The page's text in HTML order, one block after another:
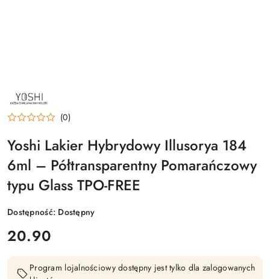
NAZWA
PRODUCENTA:
YOSHI
(0)
Yoshi Lakier Hybrydowy Illusorya 184
6ml – Półtransparentny Pomarańczowy
typu Glass TPO-FREE
Dostępność: Dostępny
cena:
20.90
Program lojalnościowy dostępny jest tylko dla zalogowanych